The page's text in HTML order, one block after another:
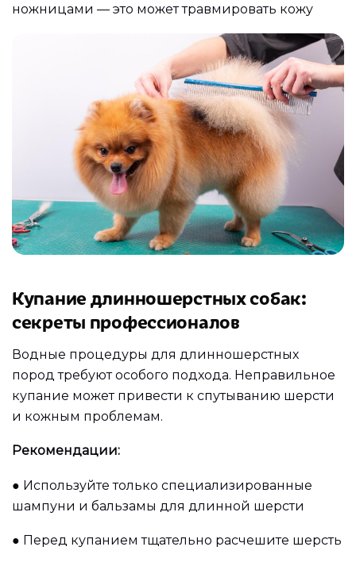
ножницами — это может травмировать кожу
Купание длинношерстных собак:
секреты профессионалов
Водные процедуры для длинношерстных
пород требуют особого подхода. Неправильное
купание может привести к спутыванию шерсти
и кожным проблемам.
Рекомендации:
● Используйте только специализированные
шампуни и бальзамы для длинной шерсти
● Перед купанием тщательно расчешите шерсть